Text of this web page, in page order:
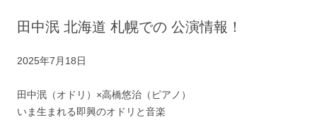
田中泯 北海道 札幌での 公演情報！
2025年7月18日
田中泯（オドリ）×高橋悠治（ピアノ）
いま生まれる即興のオドリと音楽